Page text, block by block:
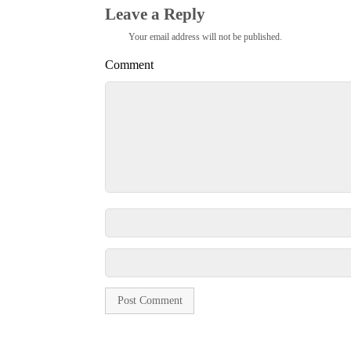
Leave a Reply
Your email address will not be published.
Comment